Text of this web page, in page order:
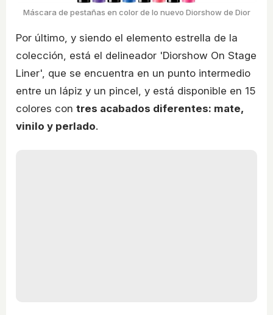
Máscara de pestañas en color de lo nuevo Diorshow de Dior
Por último, y siendo el elemento estrella de la
colección, está el delineador 'Diorshow On Stage
Liner', que se encuentra en un punto intermedio
entre un lápiz y un pincel, y está disponible en 15
colores con tres acabados diferentes: mate,
vinilo y perlado.